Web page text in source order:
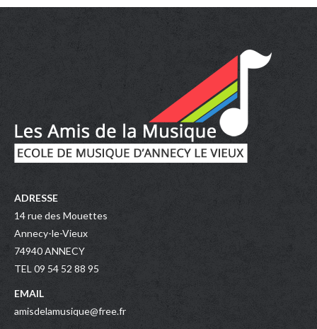
ADRESSE
14 rue des Mouettes
Annecy-le-Vieux
74940 ANNECY
TEL 09 54 52 88 95
EMAIL
amisdelamusique@free.fr